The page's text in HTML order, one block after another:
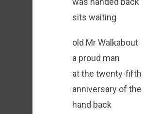
sits waiting
old Mr Walkabout
a proud man
at the twenty-fifth
anniversary of the
hand back